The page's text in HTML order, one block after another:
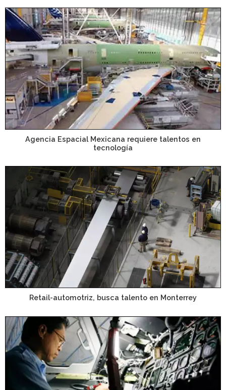
Agencia Espacial Mexicana requiere talentos en
tecnología
Retail-automotriz, busca talento en Monterrey